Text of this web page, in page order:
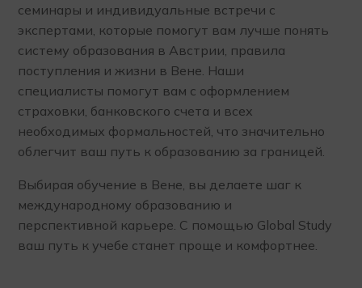
семинары и индивидуальные встречи с
экспертами, которые помогут вам лучше понять
систему образования в Австрии, правила
поступления и жизни в Вене. Наши
специалисты помогут вам с оформлением
страховки, банковского счета и всех
необходимых формальностей, что значительно
облегчит ваш путь к образованию за границей.
Выбирая обучение в Вене, вы делаете шаг к
международному образованию и
перспективной карьере. С помощью Global Study
ваш путь к учебе станет проще и комфортнее.